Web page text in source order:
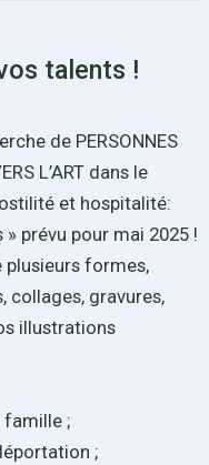
talents !
de PERSONNES
L’ART dans le
et hospitalité:
prévu pour mai 2025 !
plusieurs formes,
collages, gravures,
illustrations
famille ;
;